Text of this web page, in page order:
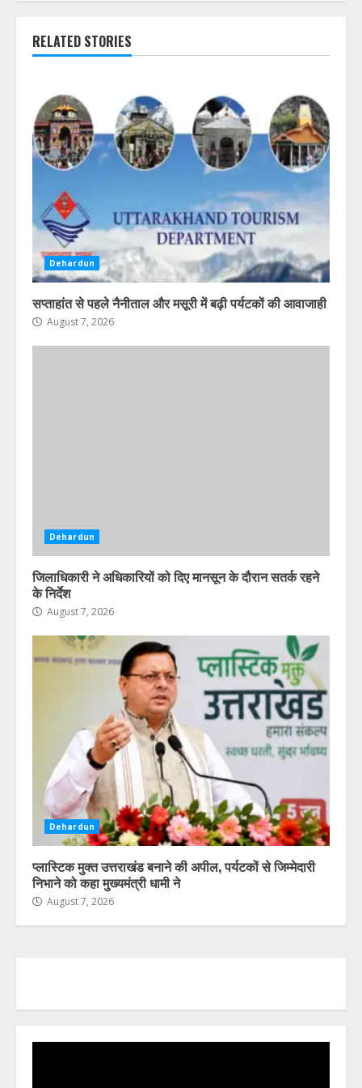
RELATED STORIES
Dehardun
सप्ताहांत से पहले नैनीताल और मसूरी में बढ़ी पर्यटकों की आवाजाही
August 7, 2026
Dehardun
जिलाधिकारी ने अधिकारियों को दिए मानसून के दौरान सतर्क रहने
के निर्देश
August 7, 2026
Dehardun
प्लास्टिक मुक्त उत्तराखंड बनाने की अपील, पर्यटकों से जिम्मेदारी
निभाने को कहा मुख्यमंत्री धामी ने
August 7, 2026